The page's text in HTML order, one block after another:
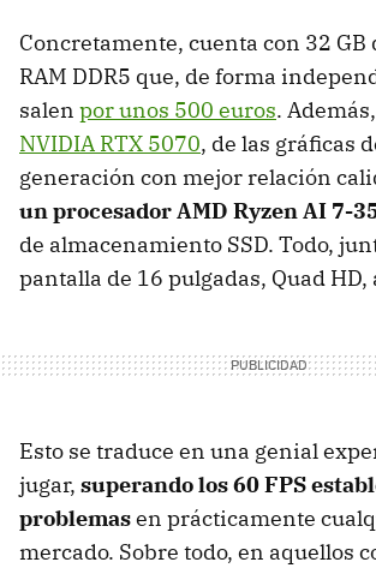
Concretamente, cuenta con 32 GB
RAM DDR5 que, de forma
salen por unos 500 euros.
NVIDIA RTX 5070, de las gráficas
generación con mejor relación
un procesador AMD Ryzen AI 7-
de almacenamiento SSD. Todo,
pantalla de 16 pulgadas, Quad HD,
Esto se traduce en una genial
jugar, superando los 60 FPS
problemasen prácticamente
mercado. Sobre todo, en aquellos